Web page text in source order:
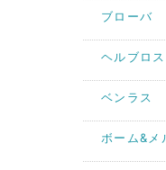
ブローバ
ヘルブロス
ベンラス
ボーム&メ